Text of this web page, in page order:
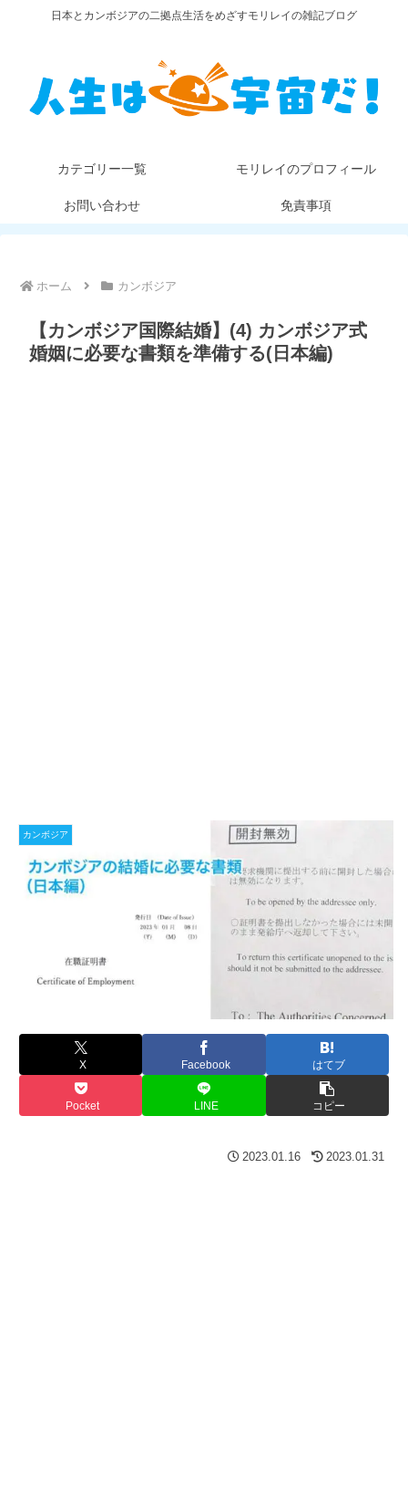
日本とカンボジアの二拠点生活をめざすモリレイの雑記ブログ
カテゴリー一覧 モリレイのプロフィール
お問い合わせ 免責事項
ホーム カンボジア
【カンボジア国際結婚】(4) カンボジア式
婚姻に必要な書類を準備する(日本編)
カンボジア
X Facebook はてブ
Pocket LINE コピー
2023.01.16 2023.01.31